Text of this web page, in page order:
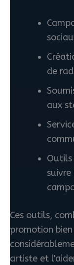
de
aux
Outils
suivre
Ces outils,
promotion
artiste et